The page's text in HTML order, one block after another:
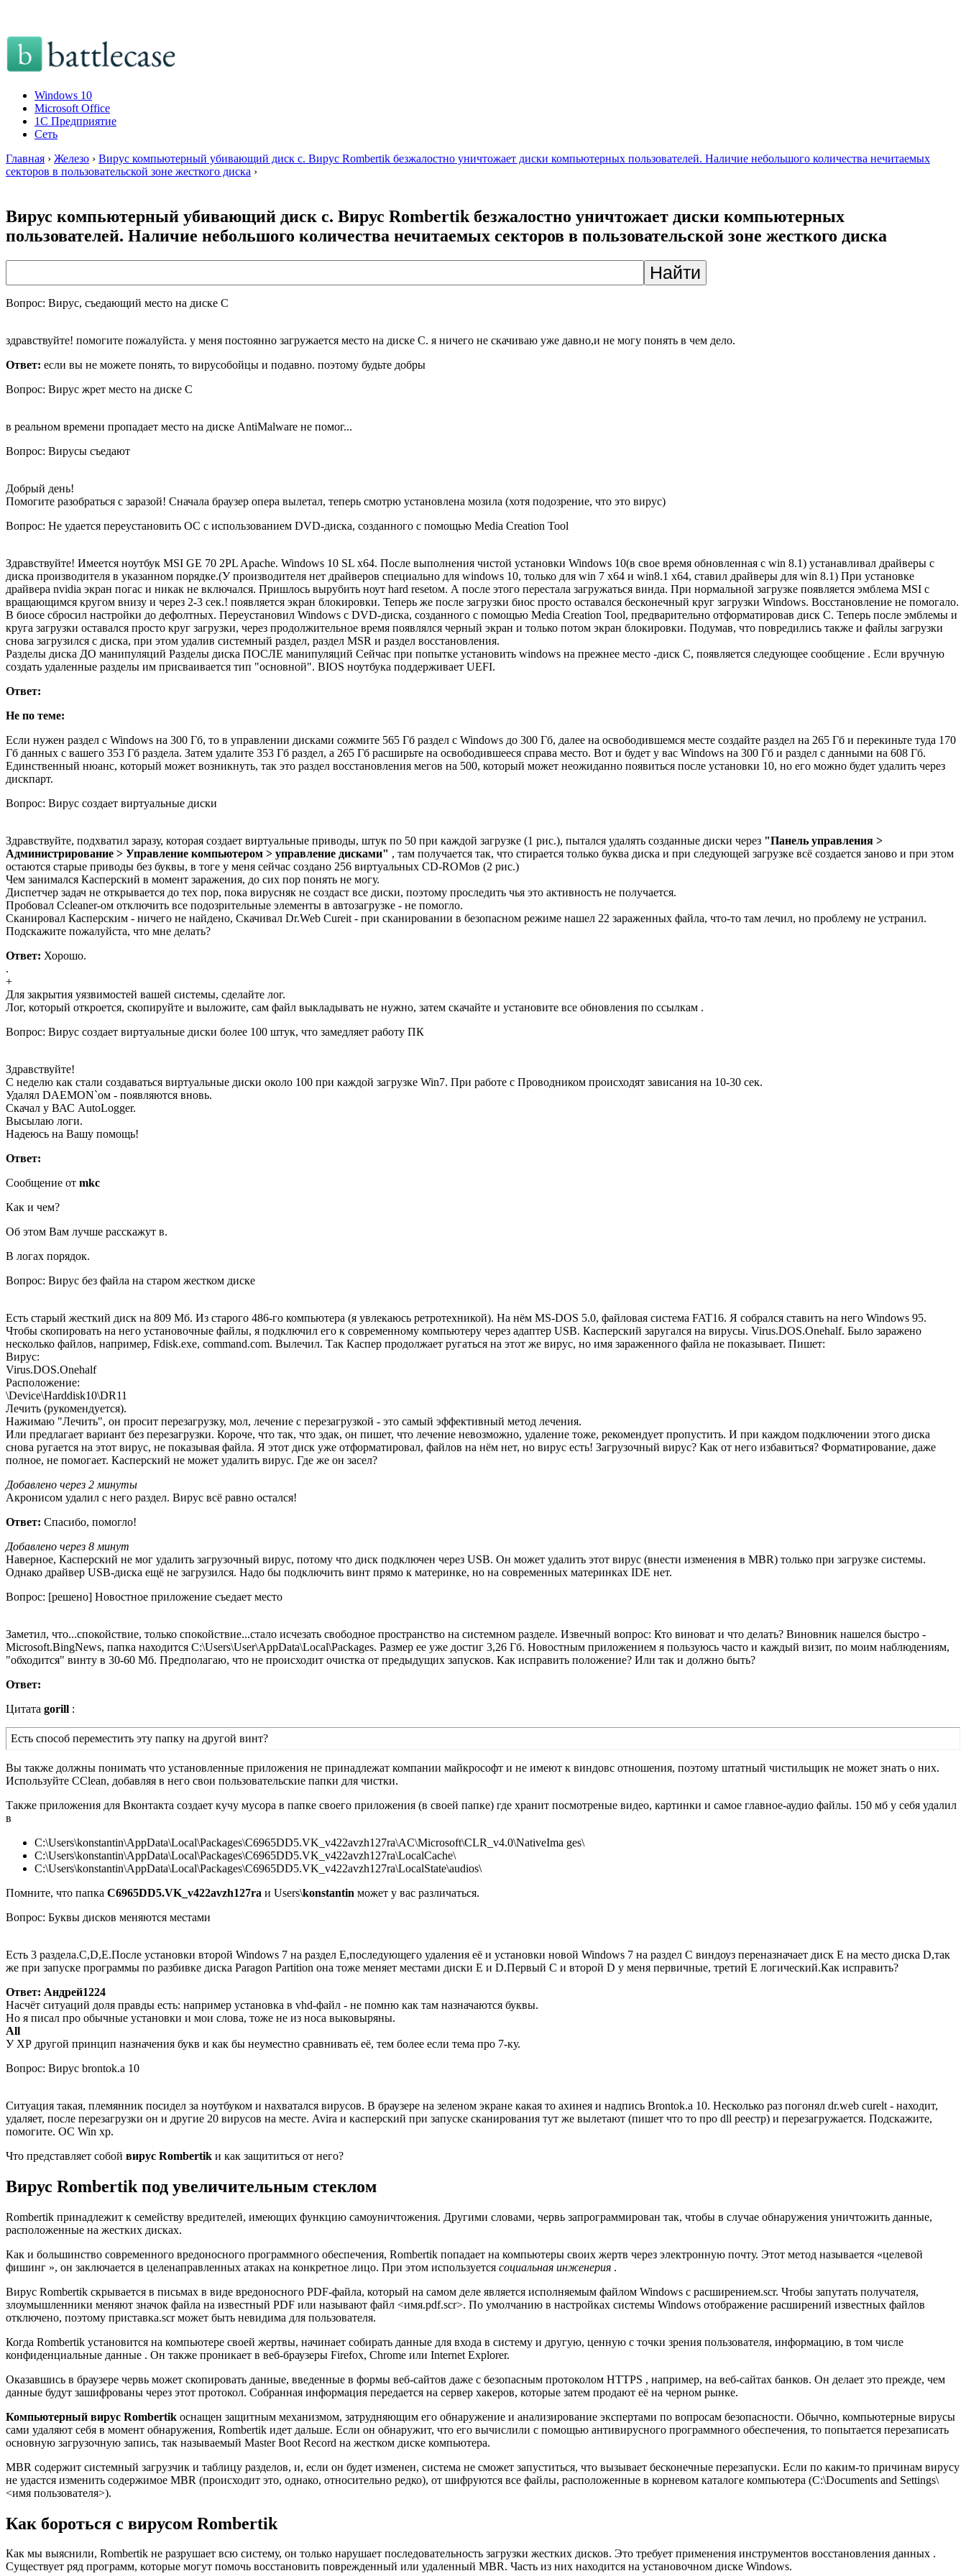
Windows 10
Microsoft Office
1C Предприятие
Сеть
Главная › Железо › Вирус компьютерный убивающий диск c. Вирус Rombertik безжалостно уничтожает диски компьютерных пользователей. Наличие небольшого количества нечитаемых
секторов в пользовательской зоне жесткого диска ›
Вирус компьютерный убивающий диск c. Вирус Rombertik безжалостно уничтожает диски компьютерных
пользователей. Наличие небольшого количества нечитаемых секторов в пользовательской зоне жесткого диска
Вопрос: Вирус, съедающий место на диске С
здравствуйте! помогите пожалуйста. у меня постоянно загружается место на диске С. я ничего не скачиваю уже давно,и не могу понять в чем дело.
Ответ: если вы не можете понять, то вирусобойцы и подавно. поэтому будьте добры
Вопрос: Вирус жрет место на диске С
в реальном времени пропадает место на диске AntiMalware не помог...
Вопрос: Вирусы съедают
Добрый день!
Помогите разобраться с заразой! Сначала браузер опера вылетал, теперь смотрю установлена мозила (хотя подозрение, что это вирус)
Вопрос: Не удается переустановить ОС с использованием DVD-диска, созданного с помощью Media Creation Tool
Здравствуйте! Имеется ноутбук MSI GE 70 2PL Apache. Windows 10 SL x64. После выполнения чистой установки Windows 10(в свое время обновленная с win 8.1) устанавливал драйверы с
диска производителя в указанном порядке.(У производителя нет драйверов специально для windows 10, только для win 7 x64 и win8.1 x64, ставил драйверы для win 8.1) При установке
драйвера nvidia экран погас и никак не включался. Пришлось вырубить ноут hard resetом. А после этого перестала загружаться винда. При нормальной загрузке появляется эмблема MSI с
вращающимся кругом внизу и через 2-3 сек.! появляется экран блокировки. Теперь же после загрузки биос просто оставался бесконечный круг загрузки Windows. Восстановление не помогало.
В биосе сбросил настройки до дефолтных. Переустановил Windows с DVD-диска, созданного с помощью Media Creation Tool, предварительно отформатировав диск C. Теперь после эмблемы и
круга загрузки оставался просто круг загрузки, через продолжительное время появлялся черный экран и только потом экран блокировки. Подумав, что повредились также и файлы загрузки
снова загрузился с диска, при этом удалив системный раздел, раздел MSR и раздел восстановления.
Разделы диска ДО манипуляций Разделы диска ПОСЛЕ манипуляций Сейчас при попытке установить windows на прежнее место -диск C, появляется следующее сообщение . Если вручную
создать удаленные разделы им присваивается тип "основной". BIOS ноутбука поддерживает UEFI.
Ответ:
Не по теме:
Если нужен раздел с Windows на 300 Гб, то в управлении дисками сожмите 565 Гб раздел с Windows до 300 Гб, далее на освободившемся месте создайте раздел на 265 Гб и перекиньте туда 170
Гб данных с вашего 353 Гб раздела. Затем удалите 353 Гб раздел, а 265 Гб расширьте на освободившееся справа место. Вот и будет у вас Windows на 300 Гб и раздел с данными на 608 Гб.
Единственный нюанс, который может возникнуть, так это раздел восстановления мегов на 500, который может неожиданно появиться после установки 10, но его можно будет удалить через
дискпарт.
Вопрос: Вирус создает виртуальные диски
Здравствуйте, подхватил заразу, которая создает виртуальные приводы, штук по 50 при каждой загрузке (1 рис.), пытался удалять созданные диски через "Панель управления >
Администрирование > Управление компьютером > управление дисками" , там получается так, что стирается только буква диска и при следующей загрузке всё создается заново и при этом
остаются старые приводы без буквы, в тоге у меня сейчас создано 256 виртуальных CD-ROMов (2 рис.)
Чем занимался Касперский в момент заражения, до сих пор понять не могу.
Диспетчер задач не открывается до тех пор, пока вирусняк не создаст все диски, поэтому проследить чья это активность не получается.
Пробовал Ccleaner-ом отключить все подозрительные элементы в автозагрузке - не помогло.
Сканировал Касперским - ничего не найдено, Скачивал Dr.Web Cureit - при сканировании в безопасном режиме нашел 22 зараженных файла, что-то там лечил, но проблему не устранил.
Подскажите пожалуйста, что мне делать?
Ответ: Хорошо.
.
+
Для закрытия уязвимостей вашей системы, сделайте лог.
Лог, который откроется, скопируйте и выложите, сам файл выкладывать не нужно, затем скачайте и установите все обновления по ссылкам .
Вопрос: Вирус создает виртуальные диски более 100 штук, что замедляет работу ПК
Здравствуйте!
С неделю как стали создаваться виртуальные диски около 100 при каждой загрузке Win7. При работе с Проводником происходят зависания на 10-30 сек.
Удалял DAEMON`ом - появляются вновь.
Скачал у ВАС AutoLogger.
Высылаю логи.
Надеюсь на Вашу помощь!
Ответ:
Сообщение от mkc
Как и чем?
Об этом Вам лучше расскажут в.
В логах порядок.
Вопрос: Вирус без файла на старом жестком диске
Есть старый жесткий диск на 809 Мб. Из старого 486-го компьютера (я увлекаюсь ретротехникой). На нём MS-DOS 5.0, файловая система FAT16. Я собрался ставить на него Windows 95.
Чтобы скопировать на него установочные файлы, я подключил его к современному компьютеру через адаптер USB. Касперский заругался на вирусы. Virus.DOS.Onehalf. Было заражено
несколько файлов, например, Fdisk.exe, command.com. Вылечил. Так Каспер продолжает ругаться на этот же вирус, но имя зараженного файла не показывает. Пишет:
Вирус:
Virus.DOS.Onehalf
Расположение:
\Device\Harddisk10\DR11
Лечить (рукомендуется).
Нажимаю "Лечить", он просит перезагрузку, мол, лечение с перезагрузкой - это самый эффективный метод лечения.
Или предлагает вариант без перезагрузки. Короче, что так, что эдак, он пишет, что лечение невозможно, удаление тоже, рекомендует пропустить. И при каждом подключении этого диска
снова ругается на этот вирус, не показывая файла. Я этот диск уже отформатировал, файлов на нём нет, но вирус есть! Загрузочный вирус? Как от него избавиться? Форматирование, даже
полное, не помогает. Касперский не может удалить вирус. Где же он засел?
Добавлено через 2 минуты
Акронисом удалил с него раздел. Вирус всё равно остался!
Ответ: Спасибо, помогло!
Добавлено через 8 минут
Наверное, Касперский не мог удалить загрузочный вирус, потому что диск подключен через USB. Он может удалить этот вирус (внести изменения в MBR) только при загрузке системы.
Однако драйвер USB-диска ещё не загрузился. Надо бы подключить винт прямо к материнке, но на современных материнках IDE нет.
Вопрос: [решено] Новостное приложение съедает место
Заметил, что...спокойствие, только спокойствие...стало исчезать свободное пространство на системном разделе. Извечный вопрос: Кто виноват и что делать? Виновник нашелся быстро -
Microsoft.BingNews, папка находится C:\Users\User\AppData\Local\Packages. Размер ее уже достиг 3,26 Гб. Новостным приложением я пользуюсь часто и каждый визит, по моим наблюдениям,
"обходится" винту в 30-60 Мб. Предполагаю, что не происходит очистка от предыдущих запусков. Как исправить положение? Или так и должно быть?
Ответ:
Цитата gorill :
Есть способ переместить эту папку на другой винт?
Вы также должны понимать что установленные приложения не принадлежат компании майкрософт и не имеют к виндовс отношения, поэтому штатный чистильщик не может знать о них.
Используйте CClean, добавляя в него свои пользовательские папки для чистки.
Также приложения для Вконтакта создает кучу мусора в папке своего приложения (в своей папке) где хранит посмотреные видео, картинки и самое главное-аудио файлы. 150 мб у себя удалил
в
C:\Users\konstantin\AppData\Local\Packages\C6965DD5.VK_v422avzh127ra\AC\Microsoft\CLR_v4.0\NativeIma ges\
C:\Users\konstantin\AppData\Local\Packages\C6965DD5.VK_v422avzh127ra\LocalCache\
C:\Users\konstantin\AppData\Local\Packages\C6965DD5.VK_v422avzh127ra\LocalState\audios\
Помните, что папка C6965DD5.VK_v422avzh127ra и Users\konstantin может у вас различаться.
Вопрос: Буквы дисков меняются местами
Есть 3 раздела.С,D,E.После установки второй Windows 7 на раздел E,последующего удаления её и установки новой Windows 7 на раздел C виндоуз переназначает диск E на место диска D,так
же при запуске программы по разбивке диска Paragon Partition она тоже меняет местами диски E и D.Первый C и второй D у меня первичные, третий E логический.Как исправить?
Ответ: Андрей1224
Насчёт ситуаций доля правды есть: например установка в vhd-файл - не помню как там назначаются буквы.
Но я писал про обычные установки и мои слова, тоже не из носа выковыряны.
All
У ХР другой принцип назначения букв и как бы неуместно сравнивать её, тем более если тема про 7-ку.
Вопрос: Вирус brontok.a 10
Ситуация такая, племянник посидел за ноутбуком и нахватался вирусов. В браузере на зеленом экране какая то ахинея и надпись Brontok.a 10. Несколько раз погонял dr.web curelt - находит,
удаляет, после перезагрузки он и другие 20 вирусов на месте. Avira и касперский при запуске сканирования тут же вылетают (пишет что то про dll реестр) и перезагружается. Подскажите,
помогите. ОС Win xp.
Что представляет собой вирус Rombertik и как защититься от него?
Вирус Rombertik под увеличительным стеклом
Rombertik принадлежит к семейству вредителей, имеющих функцию самоуничтожения. Другими словами, червь запрограммирован так, чтобы в случае обнаружения уничтожить данные,
расположенные на жестких дисках.
Как и большинство современного вредоносного программного обеспечения, Rombertik попадает на компьютеры своих жертв через электронную почту. Этот метод называется «целевой
фишинг », он заключается в целенаправленных атаках на конкретное лицо. При этом используется социальная инженерия .
Вирус Rombertik скрывается в письмах в виде вредоносного PDF-файла, который на самом деле является исполняемым файлом Windows с расширением.scr. Чтобы запутать получателя,
злоумышленники меняют значок файла на известный PDF или называют файл <имя.pdf.scr>. По умолчанию в настройках системы Windows отображение расширений известных файлов
отключено, поэтому приставка.scr может быть невидима для пользователя.
Когда Rombertik установится на компьютере своей жертвы, начинает собирать данные для входа в систему и другую, ценную с точки зрения пользователя, информацию, в том числе
конфиденциальные данные . Он также проникает в веб-браузеры Firefox, Chrome или Internet Explorer.
Оказавшись в браузере червь может скопировать данные, введенные в формы веб-сайтов даже с безопасным протоколом HTTPS , например, на веб-сайтах банков. Он делает это прежде, чем
данные будут зашифрованы через этот протокол. Собранная информация передается на сервер хакеров, которые затем продают её на черном рынке.
Компьютерный вирус Rombertik оснащен защитным механизмом, затрудняющим его обнаружение и анализирование экспертами по вопросам безопасности. Обычно, компьютерные вирусы
сами удаляют себя в момент обнаружения, Rombertik идет дальше. Если он обнаружит, что его вычислили с помощью антивирусного программного обеспечения, то попытается перезаписать
основную загрузочную запись, так называемый Master Boot Record на жестком диске компьютера.
MBR содержит системный загрузчик и таблицу разделов, и, если он будет изменен, система не сможет запуститься, что вызывает бесконечные перезапуски. Если по каким-то причинам вирусу
не удастся изменить содержимое MBR (происходит это, однако, относительно редко), от шифруются все файлы, расположенные в корневом каталоге компьютера (C:\Documents and Settings\
<имя пользователя>).
Как бороться с вирусом Rombertik
Как мы выяснили, Rombertik не разрушает всю систему, он только нарушает последовательность загрузки жестких дисков. Это требует применения инструментов восстановления данных .
Существует ряд программ, которые могут помочь восстановить поврежденный или удаленный MBR. Часть из них находится на установочном диске Windows.